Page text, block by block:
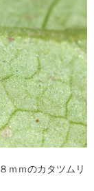
ｍｍのカタツムリ